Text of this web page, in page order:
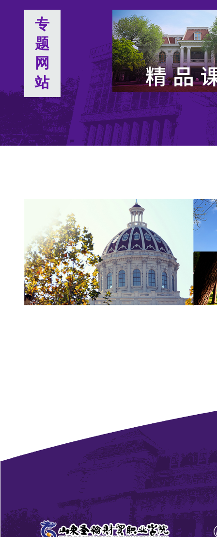
专
题
网
站